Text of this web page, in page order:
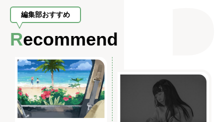
編集部おすすめ
Recommend